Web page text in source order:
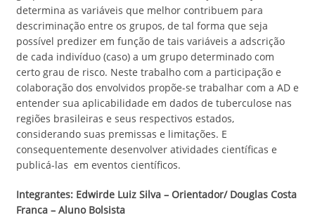
determina as variáveis que melhor contribuem para
descriminação entre os grupos, de tal forma que seja
possível predizer em função de tais variáveis a adscrição
de cada indivíduo (caso) a um grupo determinado com
certo grau de risco. Neste trabalho com a participação e
colaboração dos envolvidos propõe-se trabalhar com a AD e
entender sua aplicabilidade em dados de tuberculose nas
regiões brasileiras e seus respectivos estados,
considerando suas premissas e limitações. E
consequentemente desenvolver atividades científicas e
publicá-las em eventos científicos.
Integrantes: Edwirde Luiz Silva – Orientador/ Douglas Costa
Franca – Aluno Bolsista